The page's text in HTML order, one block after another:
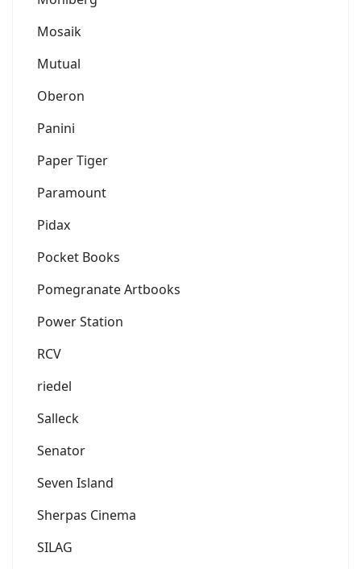
Mosaik
Mutual
Oberon
Panini
Paper Tiger
Paramount
Pidax
Pocket Books
Pomegranate Artbooks
Power Station
RCV
riedel
Salleck
Senator
Seven Island
Sherpas Cinema
SILAG